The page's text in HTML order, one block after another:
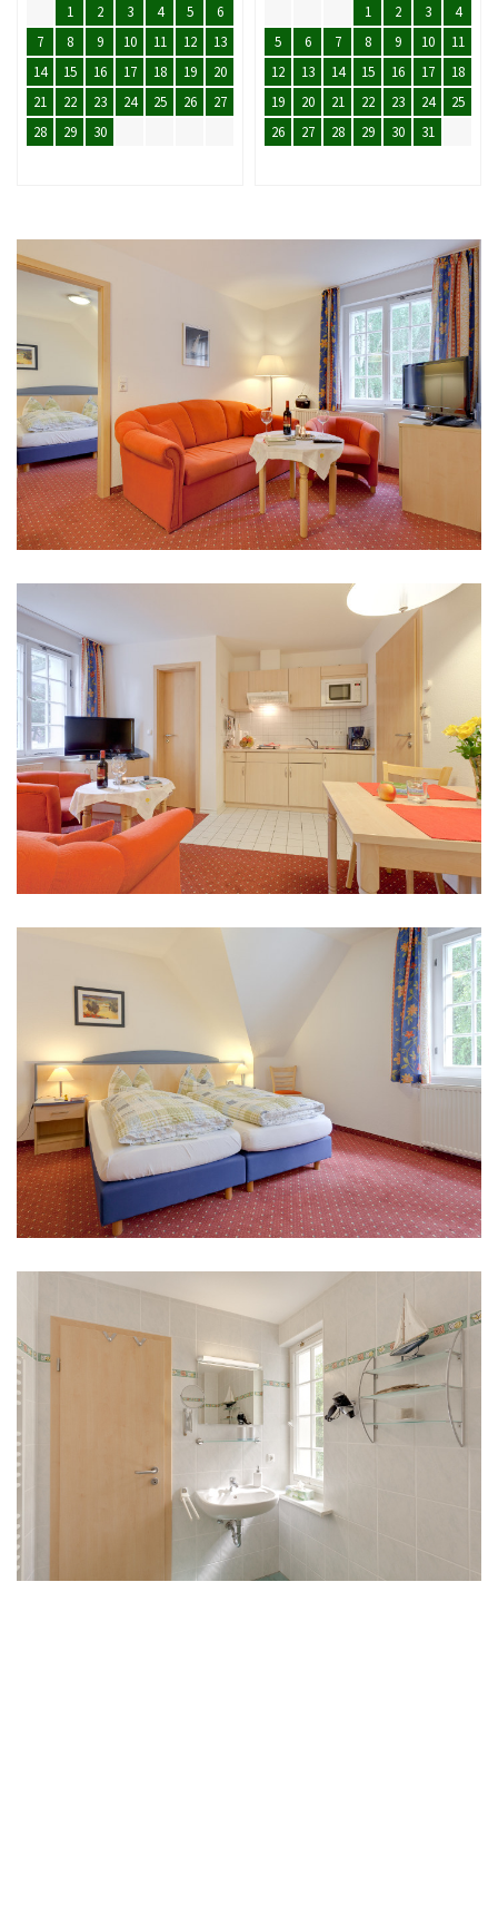
1 2 3 4 5
6
7
8 9 10 11 12
13
14
15 16 17 18 19
20
21
22 23 24 25 26
27
28
29 30
1 2 3
4
5
6 7 8 9 10
11
12
13 14 15 16 17
18
19
20 21 22 23 24
25
26
27 28 29 30 31